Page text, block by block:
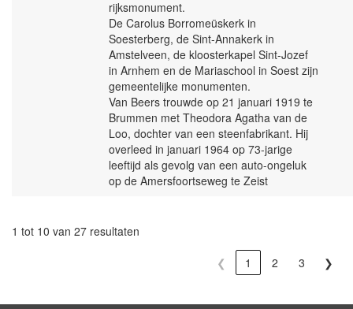
rijksmonument.
De Carolus Borromeüskerk in
Soesterberg, de Sint-Annakerk in
Amstelveen, de kloosterkapel Sint-Jozef
in Arnhem en de Mariaschool in Soest zijn
gemeentelijke monumenten.
Van Beers trouwde op 21 januari 1919 te
Brummen met Theodora Agatha van de
Loo, dochter van een steenfabrikant. Hij
overleed in januari 1964 op 73-jarige
leeftijd als gevolg van een auto-ongeluk
op de Amersfoortseweg te Zeist
1 tot 10 van 27 resultaten
❮
1 2 3 ❯